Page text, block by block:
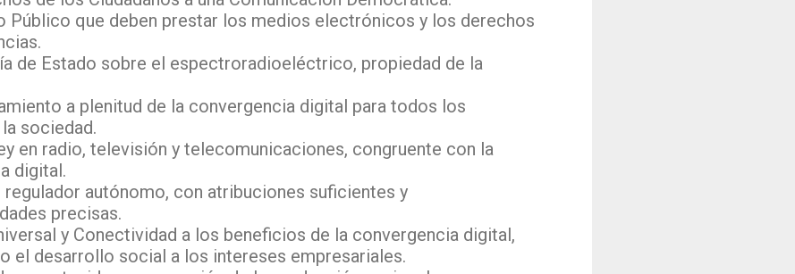
Público que deben prestar los medios electrónicos y los derechos
de Estado sobre el espectroradioeléctrico, propiedad de la
a plenitud de la convergencia digital para todos los
sociedad.
en radio, televisión y telecomunicaciones, congruente con la
digital.
regulador autónomo, con atribuciones suficientes y
precisas.
y Conectividad a los beneficios de la convergencia digital,
el desarrollo social a los intereses empresariales.